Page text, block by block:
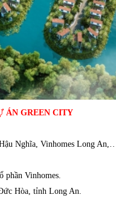
ÁN GREEN CITY
Nghĩa, Vinhomes Long
phần Vinhomes.
Hòa, tỉnh Long An.